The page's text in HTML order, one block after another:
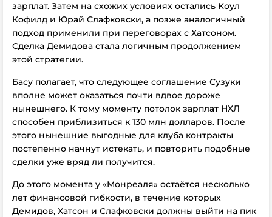
зарплат. Затем на схожих условиях остались Коул
Кофилд и Юрай Слафковски, а позже аналогичный
подход применили при переговорах с Хатсоном.
Сделка Демидова стала логичным продолжением
этой стратегии.
Басу полагает, что следующее соглашение Сузуки
вполне может оказаться почти вдвое дороже
нынешнего. К тому моменту потолок зарплат НХЛ
способен приблизиться к 130 млн долларов. После
этого нынешние выгодные для клуба контракты
постепенно начнут истекать, и повторить подобные
сделки уже вряд ли получится.
До этого момента у «Монреаля» остаётся несколько
лет финансовой гибкости, в течение которых
Демидов, Хатсон и Слафковски должны выйти на пик